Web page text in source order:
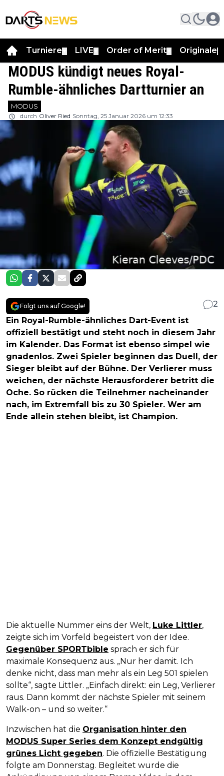
Turniere LIVE Order of Merit Originale
MODUS kündigt neues Royal-
Rumble-ähnliches Dartturnier an
MODUS
durch Oliver Ried Sonntag, 25 Januar 2026 um 12:33
Folgt uns auf Google!
2
Ein Royal-Rumble-ähnliches Dart-Event ist
offiziell bestätigt und steht noch in diesem Jahr
im Kalender. Das Format ist ebenso simpel wie
gnadenlos. Zwei Spieler beginnen das Duell, der
Sieger bleibt auf der Bühne. Der Verlierer muss
weichen, der nächste Herausforderer betritt die
Oche. So rücken die Teilnehmer nacheinander
nach, im Extremfall bis zu 30 Spieler. Wer am
Ende allein stehen bleibt, ist Champion.
Die aktuelle Nummer eins der Welt, Luke Littler,
zeigte sich im Vorfeld begeistert von der Idee.
Gegenüber SPORTbible sprach er sich für
maximale Konsequenz aus. „Nur her damit. Ich
denke nicht, dass man mehr als ein Leg 501 spielen
sollte“, sagte Littler. „Einfach direkt: ein Leg, Verlierer
raus. Dann kommt der nächste Spieler mit seinem
Walk-on – und so weiter.“
Inzwischen hat die Organisation hinter den
MODUS Super Series dem Konzept endgültig
grünes Licht gegeben. Die offizielle Bestätigung
folgte am Donnerstag. Begleitet wurde die